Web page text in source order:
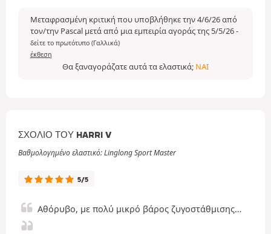
Μεταφρασμένη κριτική που υποβλήθηκε την 4/6/26 από
τον/την Pascal μετά από μια εμπειρία αγοράς της 5/5/26-
δείτε το πρωτότυπο (Γαλλικά)
έκθεση
Θα ξαναγοράζατε αυτά τα ελαστικά; ΝΑΙ
ΣΧΌΛΙΟ ΤΟΥ HARRI V
Βαθμολογημένο ελαστικό: Linglong Sport Master
5/5
Αθόρυβο, με πολύ μικρό βάρος ζυγοστάθμισης…